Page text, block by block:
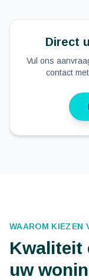
Direct
Vul ons
contact
WAAROM KIEZEN
Kwaliteit
uw